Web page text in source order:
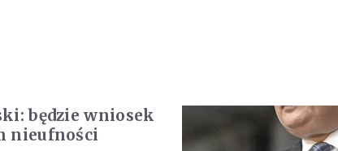
będzie wniosek
nieufności